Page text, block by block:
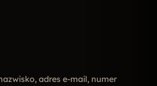
adres e-mail, numer